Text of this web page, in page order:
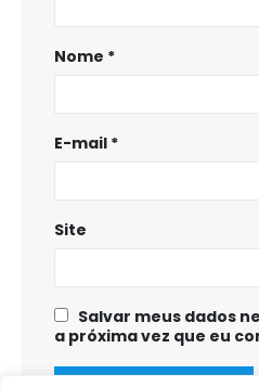
Nome *
E-mail *
Site
Salvar meus dados
a próxima vez que eu